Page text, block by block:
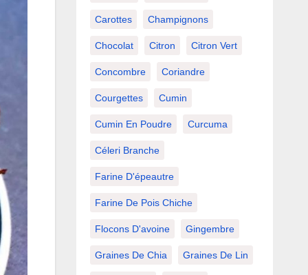
Carottes Champignons
Chocolat Citron Citron Vert
Concombre Coriandre
Courgettes Cumin
Cumin En Poudre Curcuma
Céleri Branche
Farine D'épeautre
Farine De Pois Chiche
Flocons D'avoine Gingembre
Graines De Chia Graines De Lin